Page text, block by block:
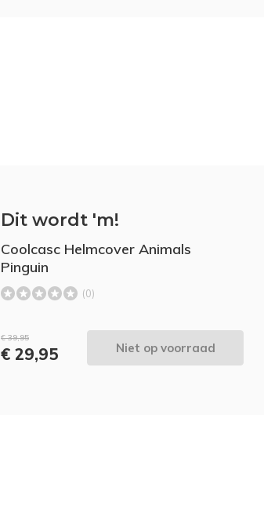
Dit wordt 'm!
Coolcasc Helmcover Animals
Pinguin
(0)
€ 39,95
€ 29,95 Niet op voorraad